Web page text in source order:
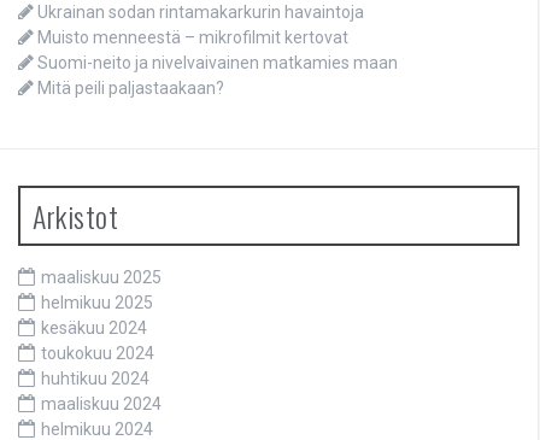
Ukrainan sodan rintamakarkurin havaintoja
Muisto menneestä – mikrofilmit kertovat
Suomi-neito ja nivelvaivainen matkamies maan
Mitä peili paljastaakaan?
Arkistot
maaliskuu 2025
helmikuu 2025
kesäkuu 2024
toukokuu 2024
huhtikuu 2024
maaliskuu 2024
helmikuu 2024